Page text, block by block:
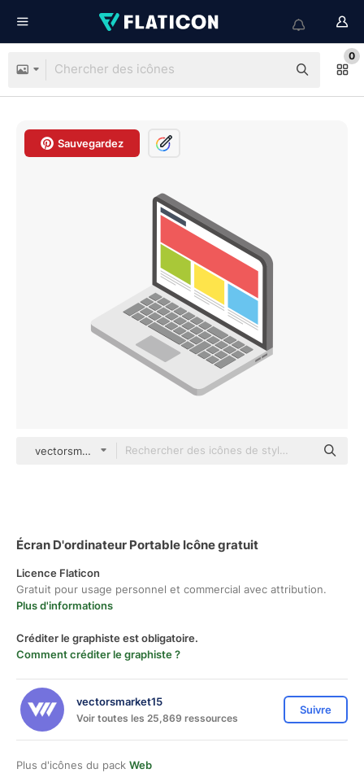
0
Sauvegardez
vectorsmarket15 Isometric
Écran D'ordinateur Portable Icône gratuit
Licence Flaticon
Gratuit pour usage personnel et commercial avec attribution.
Plus d'informations
Créditer le graphiste est obligatoire.
Comment créditer le graphiste ?
vectorsmarket15
Voir toutes les 25,869 ressources
Suivre
Plus d'icônes du pack Web